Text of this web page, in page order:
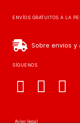
ENVÍOS GRATUITOS A LA
Sobre envios y
SÍGUENOS
Aviso legal